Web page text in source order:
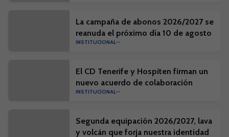
La campaña de abonos 2026/2027 se
reanuda el próximo día 10 de agosto
INSTITUCIONAL
El CD Tenerife y Hospiten firman un
nuevo acuerdo de colaboración
INSTITUCIONAL
Segunda equipación 2026/2027, lava
y volcán que forja nuestra identidad